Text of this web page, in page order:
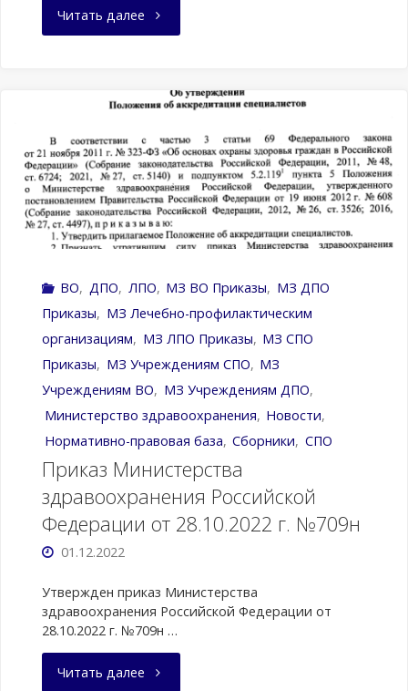
Читать далее"Приказ
здравоохранения
Российской
Федерации
от
01.11.2022
№
ВО, ДПО, ЛПО, МЗ ВО Приказы, МЗ ДПО
Приказы, МЗ Лечебно-профилактическим
организациям, МЗ ЛПО Приказы, МЗ СПО
Приказы, МЗ Учреждениям CПО, МЗ
Учреждениям ВО, МЗ Учреждениям ДПО,
Министерство здравоохранения, Новости,
Нормативно-правовая база, Сборники, СПО
Приказ Министерства
здравоохранения Российской
Федерации от 28.10.2022 г. №709н
01.12.2022
Утвержден приказ Министерства
здравоохранения Российской Федерации от
28.10.2022 г. №709н …
Читать далее"Приказ